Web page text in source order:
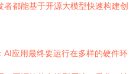
都能基于开源大模型快速构建创
：AI应用最终要运行在多样的硬件环